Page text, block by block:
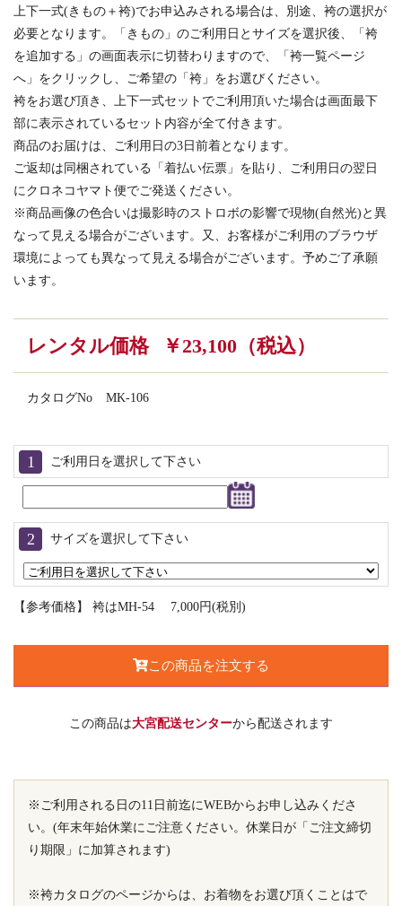
上下一式(きもの＋袴)でお申込みされる場合は、別途、袴の選択が
必要となります。「きもの」のご利用日とサイズを選択後、「袴
を追加する」の画面表示に切替わりますので、「袴一覧ページ
へ」をクリックし、ご希望の「袴」をお選びください。
袴をお選び頂き、上下一式セットでご利用頂いた場合は画面最下
部に表示されているセット内容が全て付きます。
商品のお届けは、ご利用日の3日前着となります。
ご返却は同梱されている「着払い伝票」を貼り、ご利用日の翌日
にクロネコヤマト便でご発送ください。
※商品画像の色合いは撮影時のストロボの影響で現物(自然光)と異
なって見える場合がございます。又、お客様がご利用のブラウザ
環境によっても異なって見える場合がございます。予めご了承願
います。
レンタル価格 ￥23,100（税込）
カタログNo MK-106
ご利用日を選択して下さい
サイズを選択して下さい
【参考価格】 袴はMH-54 7,000円(税別)
この商品を注文する
この商品は大宮配送センターから配送されます
※ご利用される日の11日前迄にWEBからお申し込みくださ
い。(年末年始休業にご注意ください。休業日が「ご注文締切
り期限」に加算されます)
※袴カタログのページからは、お着物をお選び頂くことはで